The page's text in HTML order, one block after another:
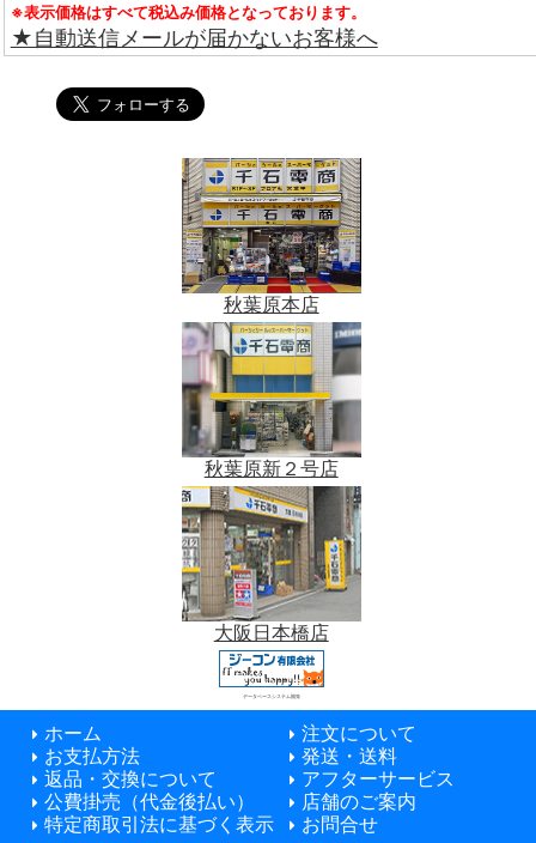
※表示価格はすべて税込み価格となっております。
★自動送信メールが届かないお客様へ
秋葉原本店
秋葉原新２号店
大阪日本橋店
データベースシステム開発
ホーム
注文について
お支払方法
発送・送料
返品・交換について
アフターサービス
公費掛売（代金後払い）
店舗のご案内
特定商取引法に基づく表示
お問合せ